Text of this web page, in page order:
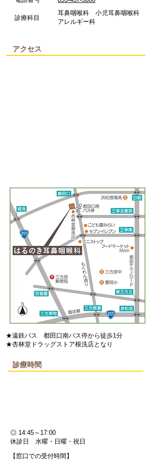
診療科目
​耳鼻咽喉科 小児耳鼻咽喉科
アレルギー科
アクセス
​★遠鉄バス 都田口南バス停から徒歩1分
​★杏林堂ドラッグストア根洗店となり
診療時間
​◎ 14:45～17:00
​休診日 水曜・日曜・祝日
【窓口での受付時間】